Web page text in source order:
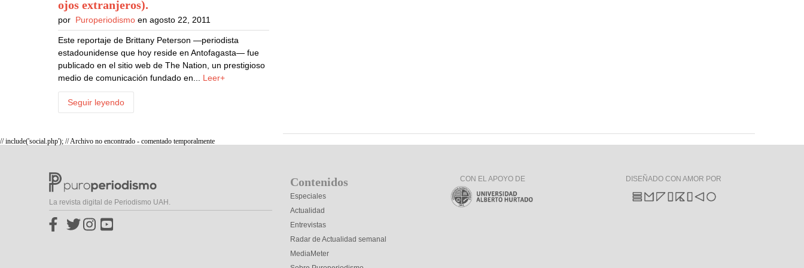
ojos extranjeros).
por Puroperiodismo en agosto 22, 2011
Este reportaje de Brittany Peterson —periodista
estadounidense que hoy reside en Antofagasta— fue
publicado en el sitio web de The Nation, un prestigioso
medio de comunicación fundado en... Leer+
Seguir leyendo
// include('social.php'); // Archivo no encontrado - comentado temporalmente
La revista digital de Periodismo UAH.
Contenidos
Especiales
Actualidad
Entrevistas
Radar de Actualidad semanal
MediaMeter
CON EL APOYO DE DISEÑADO CON AMOR POR